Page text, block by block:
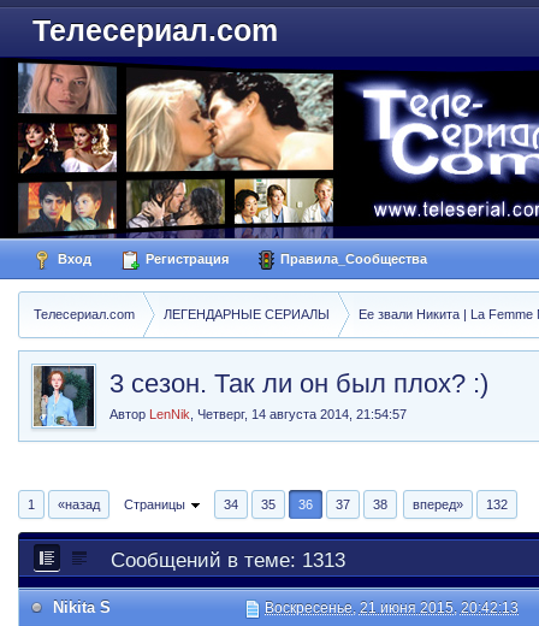
Телесериал.com
Вход Регистрация Правила_Сообщества
Телесериал.com ЛЕГЕНДАРНЫЕ СЕРИАЛЫ Ее звали Никита | La Femme
3 сезон. Так ли он был плох? :)
Автор LenNik ,Четверг, 14 августа 2014, 21:54:57
1 «назад Страницы 34 35 36 37 38 вперед» 132
Сообщений в теме: 1313
Nikita S Воскресенье, 21 июня 2015, 20:42:13